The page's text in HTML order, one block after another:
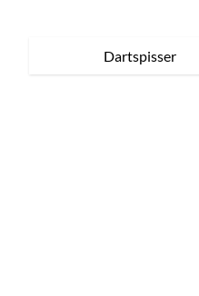
Dartspisser